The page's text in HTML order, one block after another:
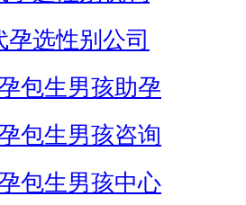
孕选性别公司
包生男孩助孕
包生男孩咨询
包生男孩中心